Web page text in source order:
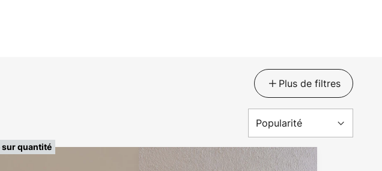
Plus de filtres
sur quantité